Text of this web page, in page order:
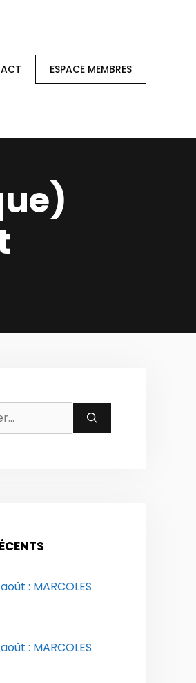
ESPACE MEMBRES
: MARCOLES
: MARCOLES